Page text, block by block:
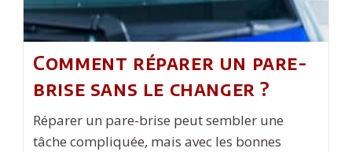
Comment réparer un pare-
brise sans le changer ?
Réparer un pare-brise peut sembler une
tâche compliquée, mais avec les bonnes